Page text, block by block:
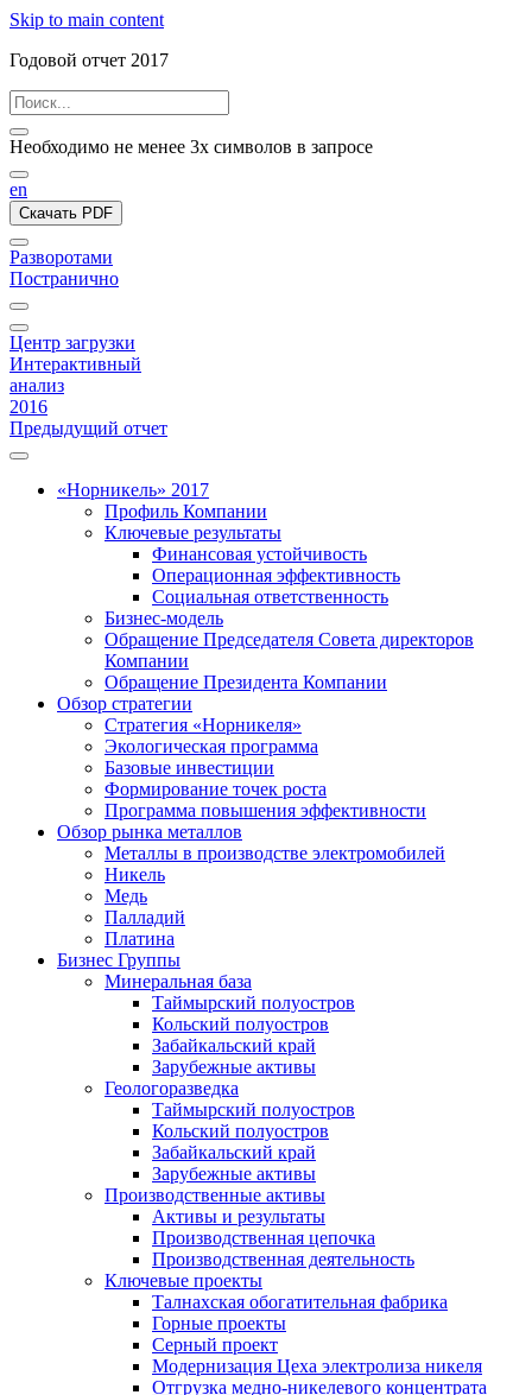
Skip to main content
Годовой отчет 2017
Необходимо не менее 3х символов в запросе
en
Скачать PDF
Разворотами
Постранично
Центр загрузки
Интерактивный
анализ
2016
Предыдущий отчет
«Норникель» 2017
Профиль Компании
Ключевые результаты
Финансовая устойчивость
Операционная эффективность
Социальная ответственность
Бизнес-модель
Обращение Председателя Совета директоров
Компании
Обращение Президента Компании
Обзор стратегии
Стратегия «Норникеля»
Экологическая программа
Базовые инвестиции
Формирование точек роста
Программа повышения эффективности
Обзор рынка металлов
Металлы в производстве электромобилей
Никель
Медь
Палладий
Платина
Бизнес Группы
Минеральная база
Таймырский полуостров
Кольский полуостров
Забайкальский край
Зарубежные активы
Геологоразведка
Таймырский полуостров
Кольский полуостров
Забайкальский край
Зарубежные активы
Производственные активы
Активы и результаты
Производственная цепочка
Производственная деятельность
Ключевые проекты
Талнахская обогатительная фабрика
Горные проекты
Серный проект
Модернизация Цеха электролиза никеля
Отгрузка медно-никелевого концентрата